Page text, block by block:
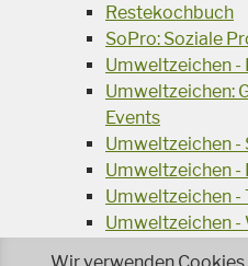
Restekochbuch
SoPro: Soziale
Umweltzeichen
Umweltzeichen:
Events
Umweltzeichen -
Umweltzeichen -
Umweltzeichen
Umweltzeichen -